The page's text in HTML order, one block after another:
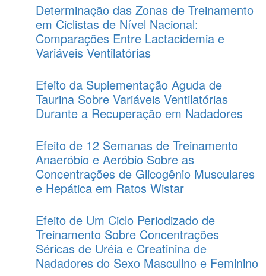
Determinação das Zonas de Treinamento
em Ciclistas de Nível Nacional:
Comparações Entre Lactacidemia e
Variáveis Ventilatórias
Efeito da Suplementação Aguda de
Taurina Sobre Variáveis Ventilatórias
Durante a Recuperação em Nadadores
Efeito de 12 Semanas de Treinamento
Anaeróbio e Aeróbio Sobre as
Concentrações de Glicogênio Musculares
e Hepática em Ratos Wistar
Efeito de Um Ciclo Periodizado de
Treinamento Sobre Concentrações
Séricas de Uréia e Creatinina de
Nadadores do Sexo Masculino e Feminino